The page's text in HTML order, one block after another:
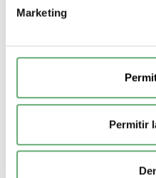
Marketing
Permitir